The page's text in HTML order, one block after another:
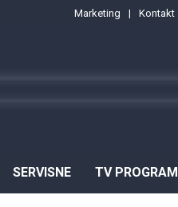
Marketing Kontakt
SERVISNE TV PROGRAM